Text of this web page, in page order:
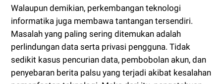
Walaupun demikian, perkembangan teknologi
informatika juga membawa tantangan tersendiri.
Masalah yang paling sering ditemukan adalah
perlindungan data serta privasi pengguna. Tidak
sedikit kasus pencurian data, pembobolan akun, dan
penyebaran berita palsu yang terjadi akibat kesalahan